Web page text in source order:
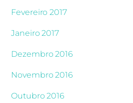
Fevereiro 2017
Janeiro 2017
Dezembro 2016
Novembro 2016
Outubro 2016